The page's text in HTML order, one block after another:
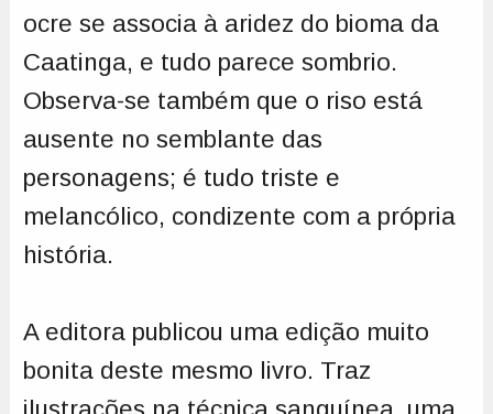
ocre se associa à aridez do bioma da
Caatinga, e tudo parece sombrio.
Observa-se também que o riso está
ausente no semblante das
personagens; é tudo triste e
melancólico, condizente com a própria
história.
A editora publicou uma edição muito
bonita deste mesmo livro. Traz